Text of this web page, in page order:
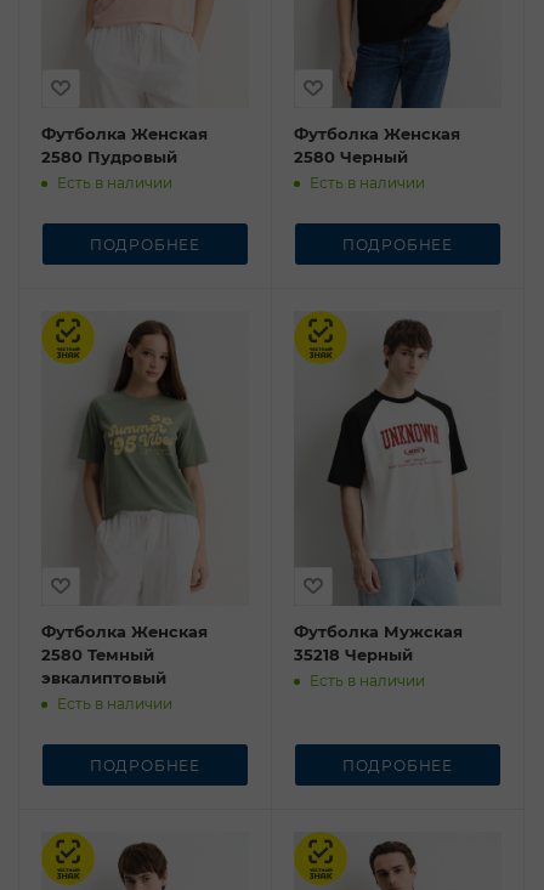
Футболка Женская
2580 Пудровый
Есть в наличии
ПОДРОБНЕЕ
Футболка Женская
2580 Черный
Есть в наличии
ПОДРОБНЕЕ
Честный знак
Футболка Женская
2580 Темный
эвкалиптовый
Есть в наличии
ПОДРОБНЕЕ
Честный знак
Футболка Мужская
35218 Черный
Есть в наличии
ПОДРОБНЕЕ
Честный знак Честный знак